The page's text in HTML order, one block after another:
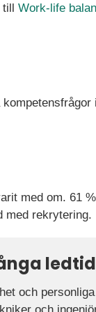
till Work-life
med om. 61
med rekrytering.
och